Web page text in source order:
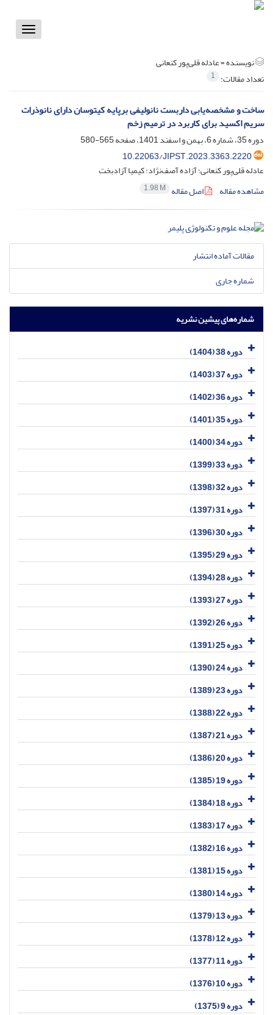
Toggle
نویسنده =عادله قلی‌پور کنعانی
تعداد مقالات: 1
ساخت و مشخصه‌یابی داربست نانولیفی برپایه کیتوسان دارای نانوذرات
سریم اکسید برای کاربرد در ترمیم زخم
دوره 35، شماره 6، بهمن و اسفند 1401، صفحه
565-580
10.22063/JIPST.2023.3363.2220
عادله قلی‌پور کنعانی؛ آزاده آصف‌‌نژاد؛ کیمیا آزادبخت
مشاهده مقاله
اصل مقاله 1.98 M
مقالات آماده انتشار
شماره جاری
شماره‌های پیشین نشریه
دوره 38 (1404)
دوره 37 (1403)
دوره 36 (1402)
دوره 35 (1401)
دوره 34 (1400)
دوره 33 (1399)
دوره 32 (1398)
دوره 31 (1397)
دوره 30 (1396)
دوره 29 (1395)
دوره 28 (1394)
دوره 27 (1393)
دوره 26 (1392)
دوره 25 (1391)
دوره 24 (1390)
دوره 23 (1389)
دوره 22 (1388)
دوره 21 (1387)
دوره 20 (1386)
دوره 19 (1385)
دوره 18 (1384)
دوره 17 (1383)
دوره 16 (1382)
دوره 15 (1381)
دوره 14 (1380)
دوره 13 (1379)
دوره 12 (1378)
دوره 11 (1377)
دوره 10 (1376)
دوره 9 (1375)